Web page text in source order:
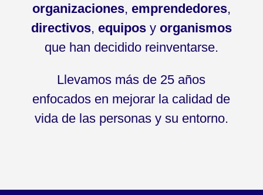
organizaciones, emprendedores,
directivos, equiposy organismos
que han decidido reinventarse.
Llevamos más de 25 años
enfocados en mejorar la calidad de
vida de las personas y su entorno.